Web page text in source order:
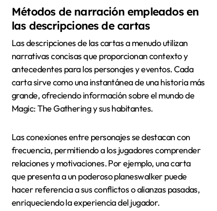
Métodos de narración empleados en
las descripciones de cartas
Las descripciones de las cartas a menudo utilizan
narrativas concisas que proporcionan contexto y
antecedentes para los personajes y eventos. Cada
carta sirve como una instantánea de una historia más
grande, ofreciendo información sobre el mundo de
Magic: The Gathering y sus habitantes.
Las conexiones entre personajes se destacan con
frecuencia, permitiendo a los jugadores comprender
relaciones y motivaciones. Por ejemplo, una carta
que presenta a un poderoso planeswalker puede
hacer referencia a sus conflictos o alianzas pasadas,
enriqueciendo la experiencia del jugador.